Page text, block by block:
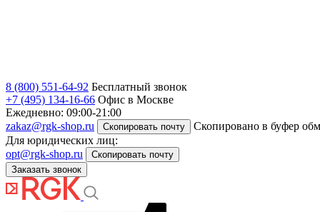
8 (800) 551-64-92 Бесплатный звонок
+7 (495) 134-16-66 Офис в Москве
Ежедневно: 09:00-21:00
zakaz@rgk-shop.ru
Скопировать почту
Скопировано в буфер
Для юридических лиц:
opt@rgk-shop.ru
Скопировать почту
Заказать звонок